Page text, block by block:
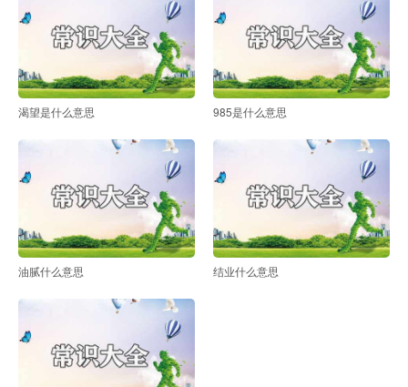
渴望是什么意思 985是什么意思
油腻什么意思 结业什么意思